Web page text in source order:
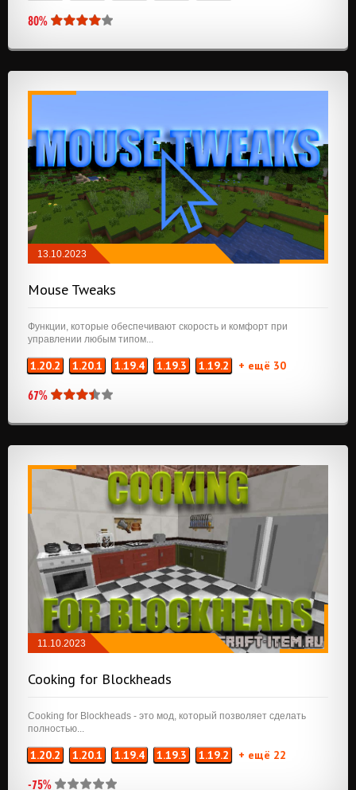
80%
13.10.2023
Mouse Tweaks
Функции, которые обеспечивают скорость и комфорт при
управлении любым типом...
1.20.2 1.20.1 1.19.4 1.19.3 1.19.2 + ещё 30
67%
11.10.2023
/ПЕРЕРАБОТКА
Cooking for Blockheads
Cooking for Blockheads - это мод, который позволяет сделать
полностью...
1.20.2 1.20.1 1.19.4 1.19.3 1.19.2 + ещё 22
-75%